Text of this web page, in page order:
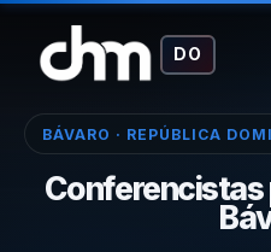
DO
BÁVARO · REPÚBLICA
Conferencistas